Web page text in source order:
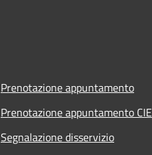
Prenotazione appuntamento
Prenotazione appuntamento CIE
Segnalazione disservizio